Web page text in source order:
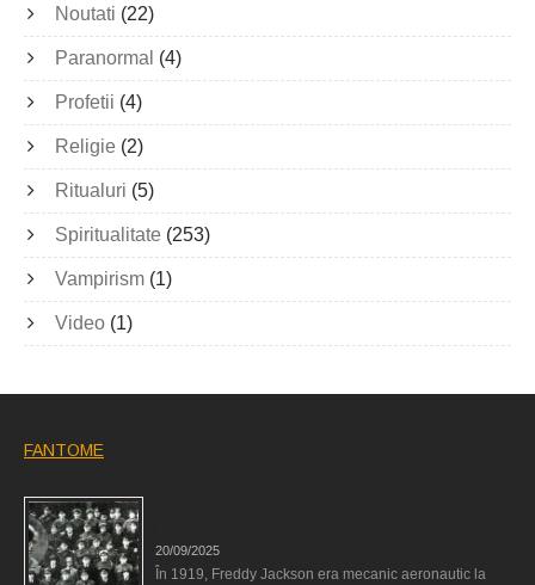
Noutati (22)
Paranormal (4)
Profetii (4)
Religie (2)
Ritualuri (5)
Spiritualitate (253)
Vampirism (1)
Video (1)
FANTOME
20/09/2025
În 1919, Freddy Jackson era mecanic aeronautic la